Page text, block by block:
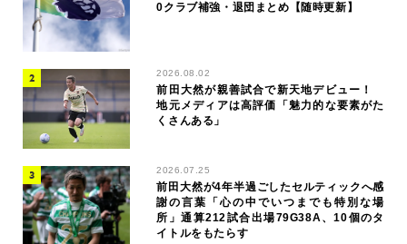
0クラブ補強・退団まとめ【随時更新】
2026.08.02
前田大然が親善試合で新天地デビュー！
地元メディアは高評価「魅力的な要素がた
くさんある」
2026.07.25
前田大然が4年半過ごしたセルティックへ感
謝の言葉「心の中でいつまでも特別な場
所」通算212試合出場79G38A、10個のタ
イトルをもたらす